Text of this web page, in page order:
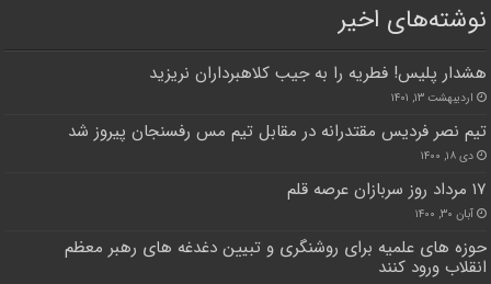
نوشته‌های اخیر
هشدار پلیس! فطریه را به جیب کلاهبرداران نریزید
اردیبهشت ۱۳, ۱۴۰۱
تیم نصر فردیس مقتدرانه در مقابل تیم مس رفسنجان پیروز شد
دی ۱۸, ۱۴۰۰
۱۷ مرداد روز سربازان عرصه قلم
آبان ۳۰, ۱۴۰۰
حوزه های علمیه برای روشنگری و تبیین دغدغه های رهبر معظم
انقلاب ورود کنند